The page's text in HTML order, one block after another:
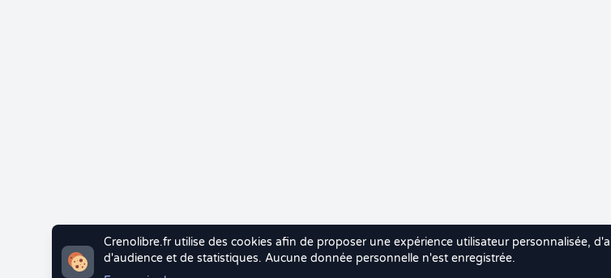
Crenolibre.fr utilise des cookies afin de proposer une expérience utilisateur personnalisée,
d'audience et de statistiques. Aucune donnée personnelle n'est enregistrée.